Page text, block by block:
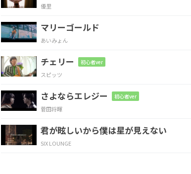
実は大事 かけが
C
君が明かした夢の
Fm
話が
C
いつの間にか 僕の目をさ ました
優里
マリーゴールド
あいみょん
チェリー 初心者ver
スピッツ
さよならエレジー 初心者ver
菅田将暉
君が眩しいから僕は星が見えない
SIX LOUNGE